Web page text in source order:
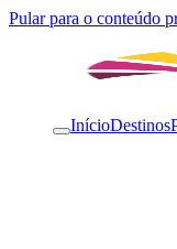
Pular para o conteúdo
InícioDestinos